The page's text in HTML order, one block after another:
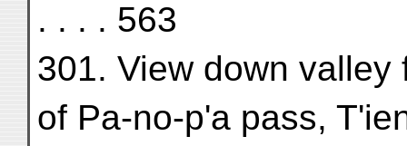
. . . . 563
301. View down
of Pa-no-p'a pass,